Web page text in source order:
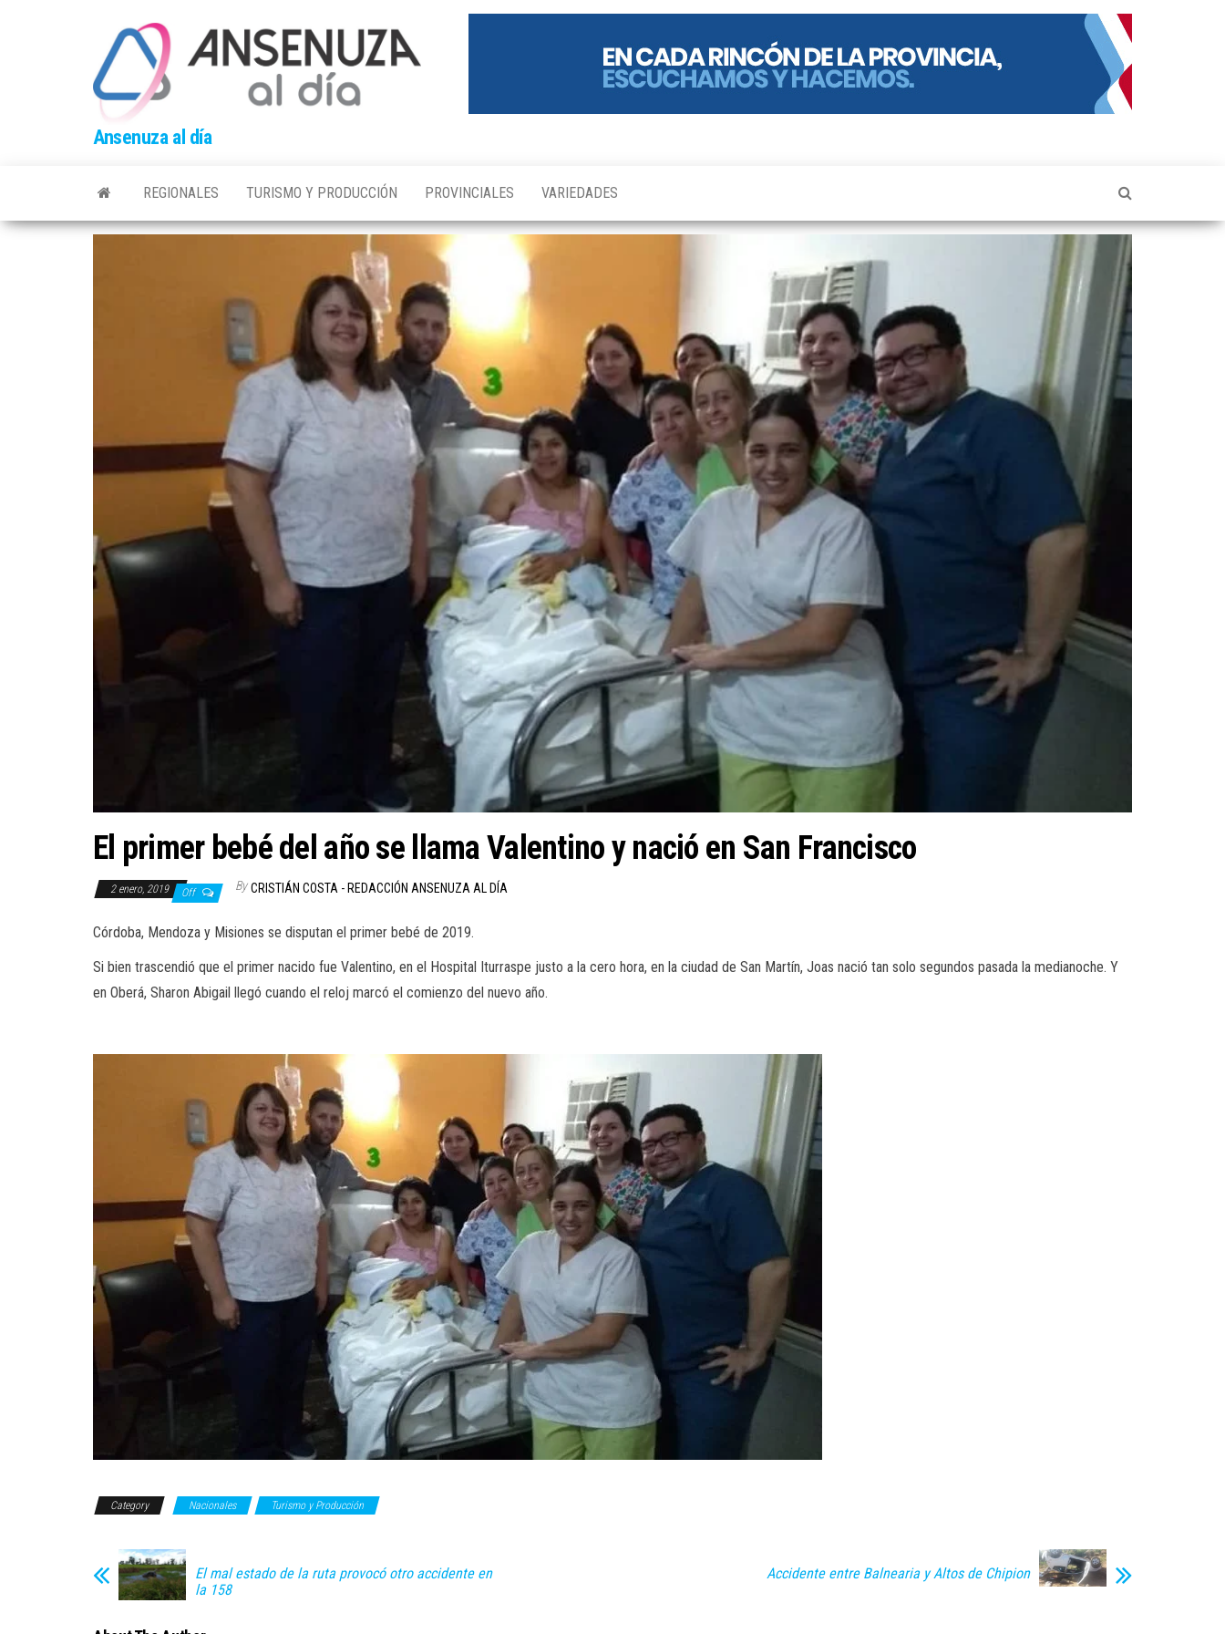
Ansenuza al día
REGIONALES TURISMO Y PRODUCCIÓN PROVINCIALES VARIEDADES
El primer bebé del año se llama Valentino y nació en San Francisco
2 enero, 2019 Off By CRISTIÁN COSTA - REDACCIÓN ANSENUZA AL DÍA
Córdoba, Mendoza y Misiones se disputan el primer bebé de 2019.
Si bien trascendió que el primer nacido fue Valentino, en el Hospital Iturraspe justo a la cero hora, en la ciudad de San Martín, Joas nació tan solo segundos pasada la medianoche. Y
en Oberá, Sharon Abigail llegó cuando el reloj marcó el comienzo del nuevo año.
Category Nacionales Turismo y Producción
El mal estado de la ruta provocó otro accidente en
la 158
Accidente entre Balnearia y Altos de Chipion